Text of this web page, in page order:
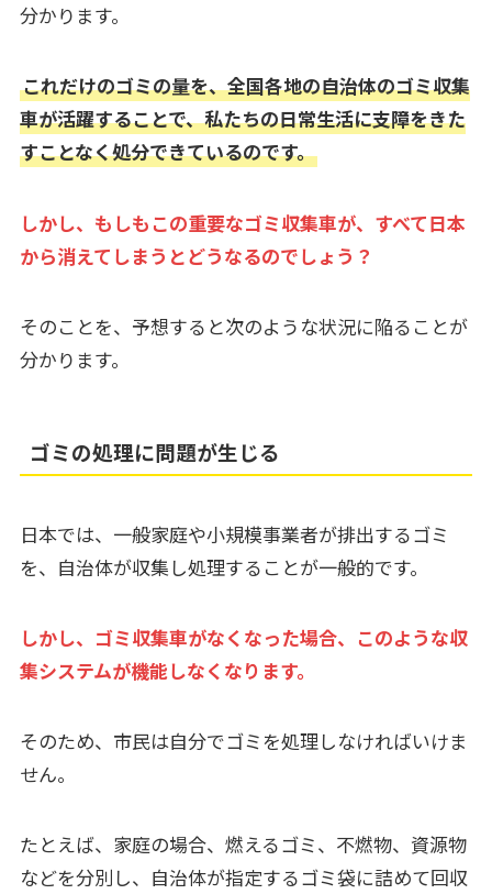
分かります。
これだけのゴミの量を、全国各地の自治体のゴミ収集
車が活躍することで、私たちの日常生活に支障をきた
すことなく処分できているのです。
しかし、もしもこの重要なゴミ収集車が、すべて日本
から消えてしまうとどうなるのでしょう？
そのことを、予想すると次のような状況に陥ることが
分かります。
ゴミの処理に問題が生じる
日本では、一般家庭や小規模事業者が排出するゴミ
を、自治体が収集し処理することが一般的です。
しかし、ゴミ収集車がなくなった場合、このような収
集システムが機能しなくなります。
そのため、市民は自分でゴミを処理しなければいけま
せん。
たとえば、家庭の場合、燃えるゴミ、不燃物、資源物
などを分別し、自治体が指定するゴミ袋に詰めて回収